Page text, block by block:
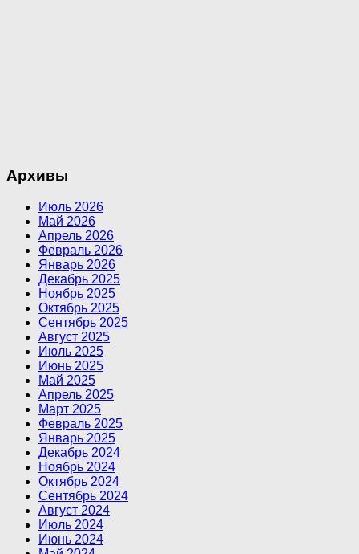
Архивы
Июль 2026
Май 2026
Апрель 2026
Февраль 2026
Январь 2026
Декабрь 2025
Ноябрь 2025
Октябрь 2025
Сентябрь 2025
Август 2025
Июль 2025
Июнь 2025
Май 2025
Апрель 2025
Март 2025
Февраль 2025
Январь 2025
Декабрь 2024
Ноябрь 2024
Октябрь 2024
Сентябрь 2024
Август 2024
Июль 2024
Июнь 2024